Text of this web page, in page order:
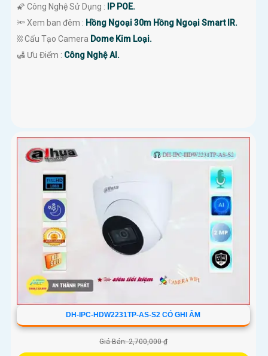
🌠 Công Nghệ Sử Dụng : IP POE.
🔦 Xem ban đêm : Hồng Ngoại 30m Hồng Ngoại Smart IR.
⛓ Cấu Tạo Camera Dome Kim Loại.
️🛃 Ưu Điểm : Công Nghệ AI.
DH-IPC-HDW2231TP-AS-S2 CÓ GHI ÂM
Giá Bán: 2,700,000 ₫